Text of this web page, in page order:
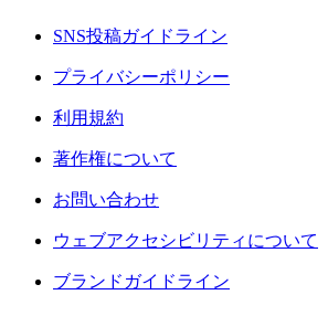
SNS投稿ガイドライン
プライバシーポリシー
利用規約
著作権について
お問い合わせ
ウェブアクセシビリティについて
ブランドガイドライン